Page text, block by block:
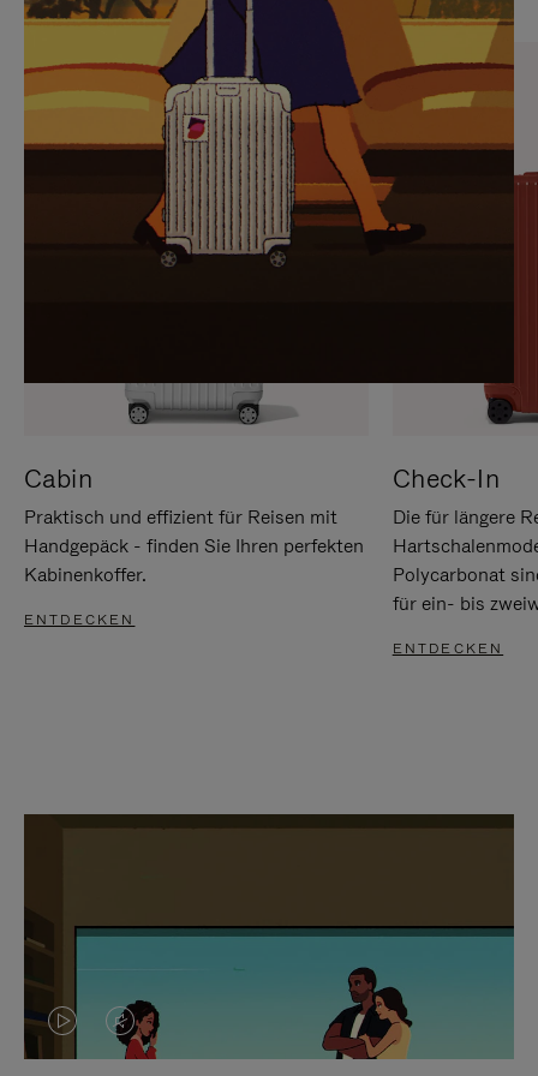
SIE,
UM
ANZUHALTEN
AUFHEBEN
DER
STUMMSCHALTUNG
Cabin
Praktisch und effizient für Reisen mit
Handgepäck - finden Sie Ihren perfekten
Kabinenkoffer.
ENTDECKEN
Check-In
Die für längere
Polycarbonat
für ein- bis
ENTDECKEN
DASVIDEO